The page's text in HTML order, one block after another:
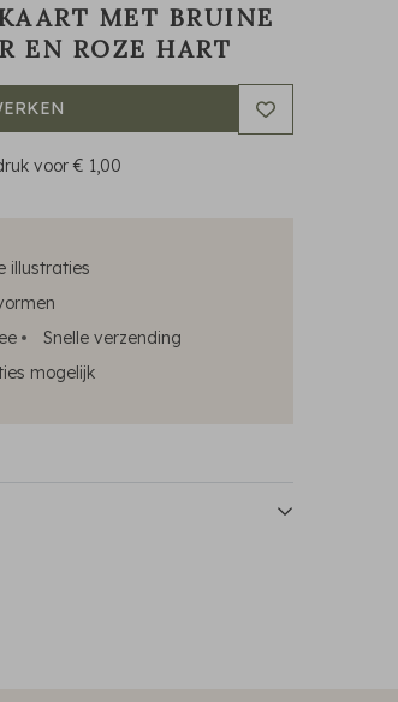
MET BRUINE
EN ROZE HART
voor€ 1,00
illustraties
Snelle verzending
mogelijk